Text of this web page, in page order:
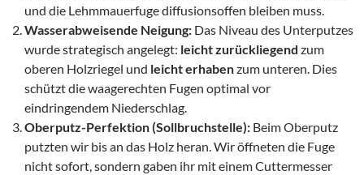
und die Lehmmauerfuge diffusionsoffen bleiben muss.
Wasserabweisende Neigung: Das Niveau des Unterputzes
wurde strategisch angelegt: leicht zurückliegend zum
oberen Holzriegel und leicht erhabenzum unteren. Dies
schützt die waagerechten Fugen optimal vor
eindringendem Niederschlag.
Oberputz-Perfektion (Sollbruchstelle): Beim Oberputz
putzten wir bis an das Holz heran. Wir öffneten die Fuge
nicht sofort, sondern gaben ihr mit einem Cuttermesser